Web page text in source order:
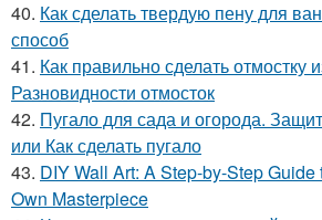
40. Как сделать твердую пену для
способ
41. Как правильно сделать отмостку
Разновидности отмосток
42. Пугало для сада и огорода.
или Как сделать пугало
43. DIY Wall Art: A Step-by-Step
Own Masterpiece